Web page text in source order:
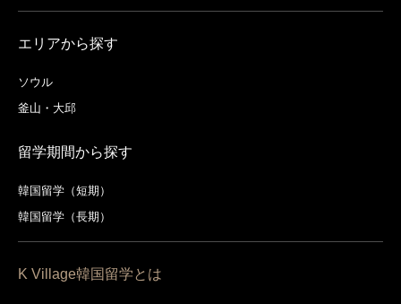
エリアから探す
ソウル
釜山・大邱
留学期間から探す
韓国留学（短期）
韓国留学（長期）
K Village韓国留学とは